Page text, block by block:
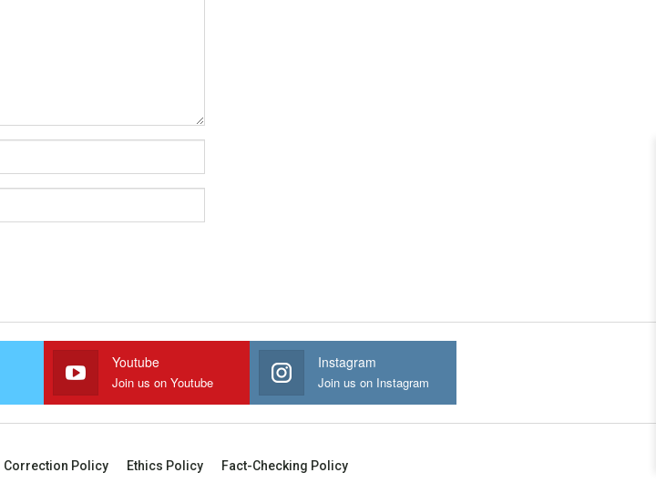
Youtube
Join us on Youtube
Instagram
Join us on Instagram
Correction Policy Ethics Policy Fact-Checking Policy